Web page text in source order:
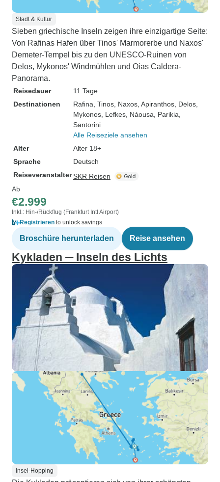
Stadt & Kultur
Sieben griechische Inseln zeigen ihre einzigartige Seite:
Von Rafinas Hafen über Tinos' Marmorerbe und Naxos'
Demeter-Tempel bis zu den UNESCO-Ruinen von
Delos, Mykonos' Windmühlen und Oias Caldera-
Panorama.
Reisedauer
11 Tage
Destinationen
Rafina , Tinos , Naxos , Apiranthos , Delos
Mykonos , Lefkes , Náousa , Parikia
Santorini
Alle Reiseziele ansehen
Alter
Alter 18+
Sprache
Deutsch
ReiseveranstalterSKR Reisen
Ab
€2.999
Inkl.: Hin-/Rückflug (Frankfurt Intl Airport)
Registrieren to unlock savings
Broschüre herunterladen Reise ansehen
Kykladen ─ Inseln des Lichts
Insel-Hopping